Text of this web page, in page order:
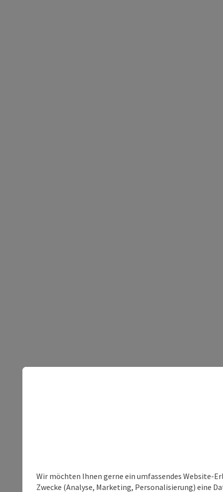
Wir möchten Ihnen gerne ein umfassendes Website-
Zwecke (Analyse, Marketing, Personalisierung) eine